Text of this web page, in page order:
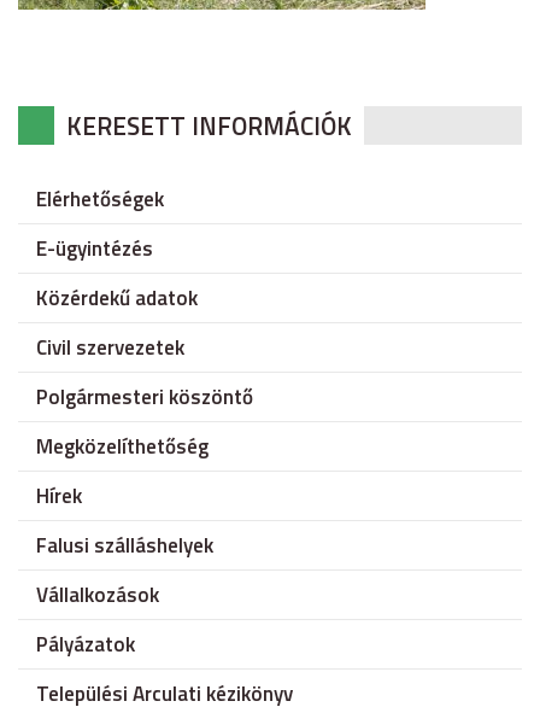
KERESETT INFORMÁCIÓK
Elérhetőségek
E-ügyintézés
Közérdekű adatok
Civil szervezetek
Polgármesteri köszöntő
Megközelíthetőség
Hírek
Falusi szálláshelyek
Vállalkozások
Pályázatok
Települési Arculati kézikönyv